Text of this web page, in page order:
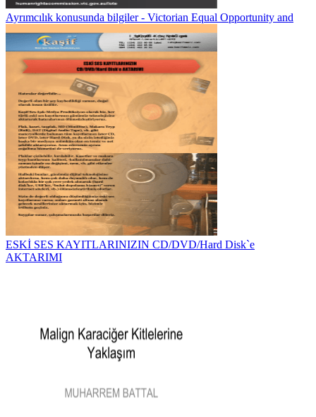
Ayrımcılık konusunda bilgiler - Victorian Equal Opportunity and
ESKİ SES KAYITLARINIZIN CD/DVD/Hard Disk`e
AKTARIMI